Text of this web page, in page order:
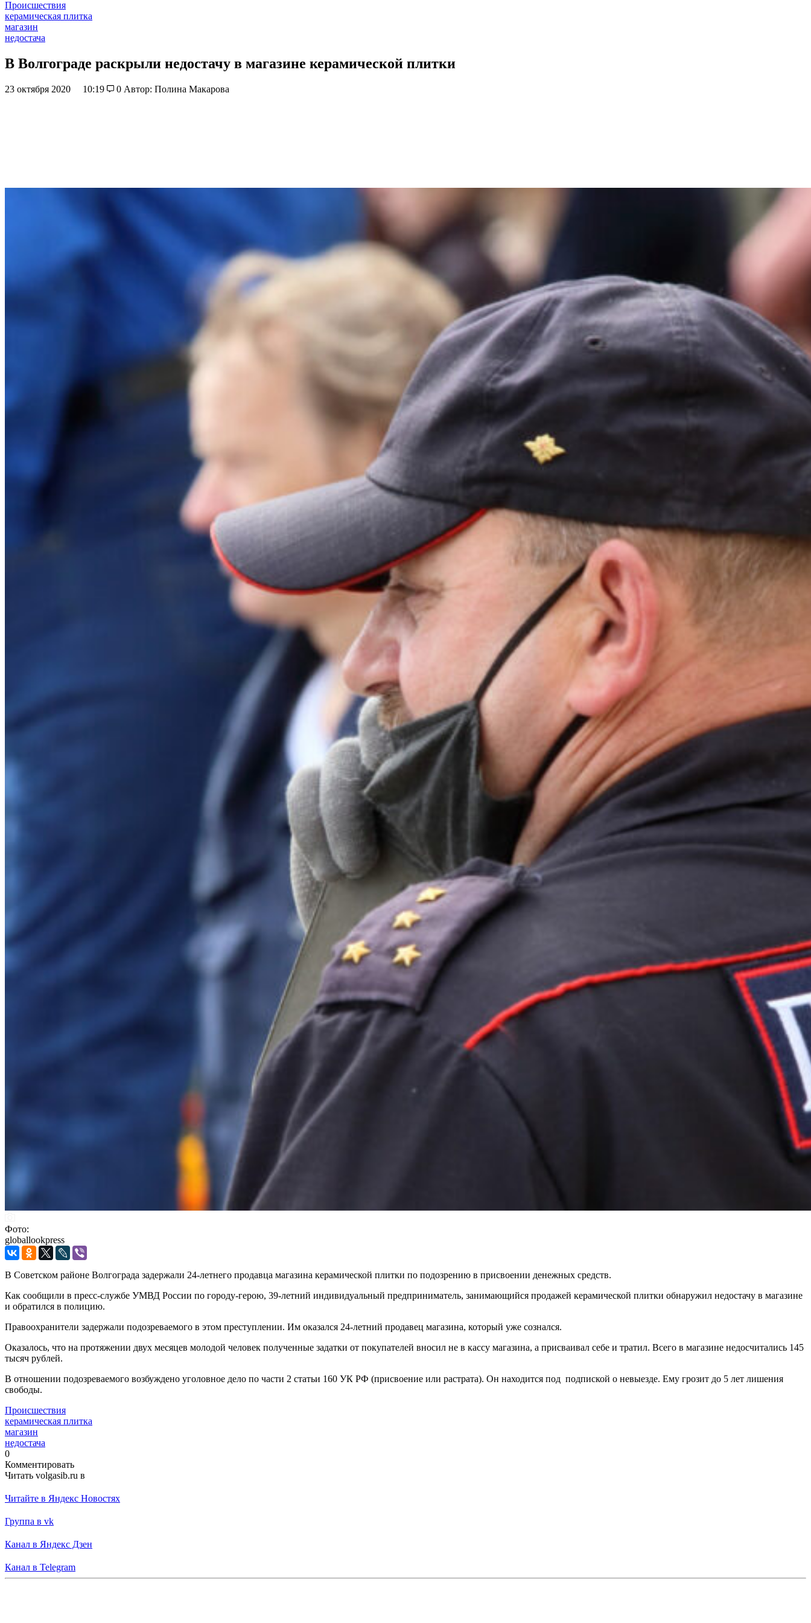
Происшествия
керамическая плитка
магазин
недостача
В Волгограде раскрыли недостачу в магазине керамической плитки
23 октября 2020 10:19 0 Автор: Полина Макарова
Фото:
globallookpress
В Советском районе Волгограда задержали 24-летнего продавца магазина керамической плитки по подозрению в присвоении денежных средств.
Как сообщили в пресс-службе УМВД России по городу-герою, 39-летний индивидуальный предприниматель, занимающийся продажей керамической плитки обнаружил недостачу в магазине
и обратился в полицию.
Правоохранители задержали подозреваемого в этом преступлении. Им оказался 24-летний продавец магазина, который уже сознался.
Оказалось, что на протяжении двух месяцев молодой человек полученные задатки от покупателей вносил не в кассу магазина, а присваивал себе и тратил. Всего в магазине недосчитались 145
тысяч рублей.
В отношении подозреваемого возбуждено уголовное дело по части 2 статьи 160 УК РФ (присвоение или растрата). Он находится под подпиской о невыезде. Ему грозит до 5 лет лишения
свободы.
Происшествия
керамическая плитка
магазин
недостача
0
Комментировать
Читать volgasib.ru в
Читайте в Яндекс Новостях
Группа в vk
Канал в Яндекс Дзен
Канал в Telegram